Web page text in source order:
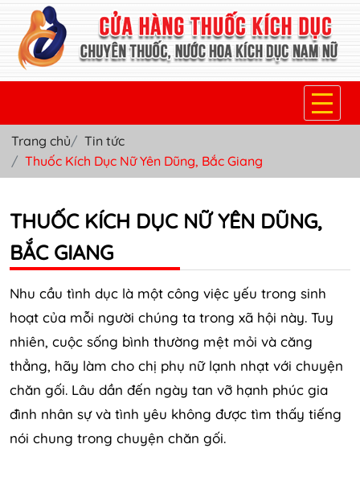
TRANG CHỦ
THUỐC KÍCH DỤC NỮ
THUỐC NƯỚC KÍCH DỤC NAM
THUỐC VIÊN KÍCH DỤC NAM
SẢN PHẨM KHÁC
TIN TỨC & BLOG
Trang chủ
Tin tức
Thuốc Kích Dục Nữ Yên Dũng, Bắc Giang
THUỐC KÍCH DỤC NỮ YÊN DŨNG,
BẮC GIANG
Nhu cầu tình dục là một công việc yếu trong sinh
hoạt của mỗi người chúng ta trong xã hội này. Tuy
nhiên, cuộc sống bình thường mệt mỏi và căng
thẳng, hãy làm cho chị phụ nữ lạnh nhạt với chuyện
chăn gối. Lâu dần đến ngày tan vỡ hạnh phúc gia
đình nhân sự và tình yêu không được tìm thấy tiếng
nói chung trong chuyện chăn gối.